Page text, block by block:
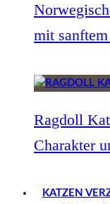
mit
Ragdoll
Charakter
KATZEN